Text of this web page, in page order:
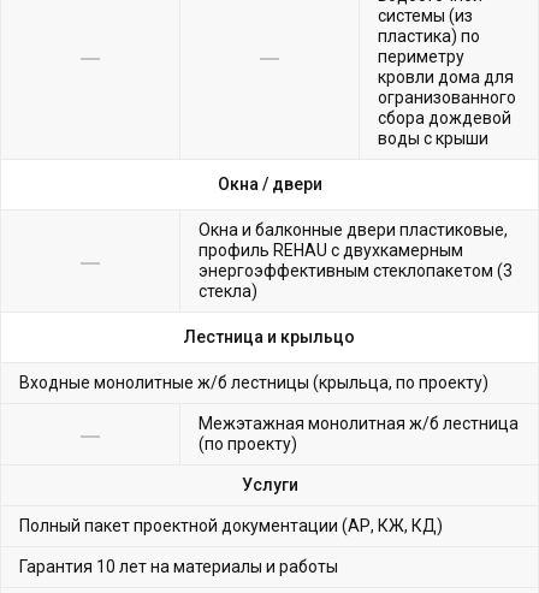
системы (из
пластика) по
периметру
кровли дома для
огранизованного
сбора дождевой
воды с крыши
Окна / двери
Окна и балконные двери пластиковые,
профиль REHAU с двухкамерным
энергоэффективным стеклопакетом (3
стекла)
Лестница и крыльцо
Входные монолитные ж/б лестницы (крыльца, по проекту)
Межэтажная монолитная ж/б лестница
(по проекту)
Услуги
Полный пакет проектной документации (АР, КЖ, КД)
Гарантия 10 лет на материалы и работы